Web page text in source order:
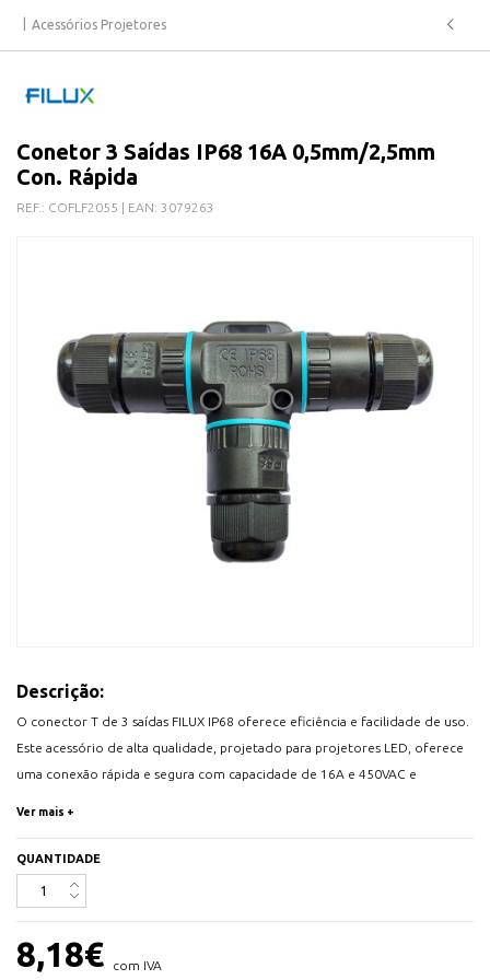
Acessórios Projetores
Conetor 3 Saídas IP68 16A 0,5mm/2,5mm
Con. Rápida
REF.: COFLF2055 | EAN: 3079263
Descrição:
O conector T de 3 saídas FILUX IP68 oferece eficiência e facilidade de uso.
Este acessório de alta qualidade, projetado para projetores LED, oferece
uma conexão rápida e segura com capacidade de 16A e 450VAC e
LED. Além disso, sua classificação IP68 garante proteção superior contra
poeira e água, tornando-o ideal para uso externo. Não procure mais, o
conector FILUX é a opção perfeita para uma ligação rápida e segura.
Eficiência e facilidade de uso: O conector T IP68 de 3 vias da FILUX foi
Ver mais +
QUANTIDADE
8,18€ com IVA